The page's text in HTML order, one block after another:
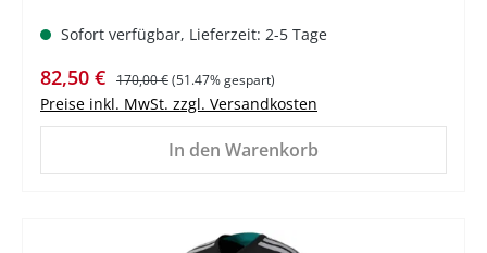
Sofort verfügbar, Lieferzeit: 2-5 Tage
Verkaufspreis:
82,50 € Regulärer Preis:
170,00 €(51.47% gespart)
Preise inkl. MwSt. zzgl. Versandkosten
In den Warenkorb